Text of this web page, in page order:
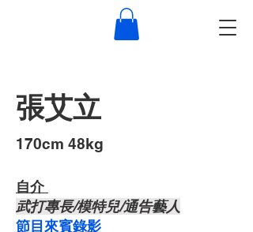
張艾立
​170cm 48kg
自介 ​
武打專長/模特兒/通告藝人
節目來賓錄影